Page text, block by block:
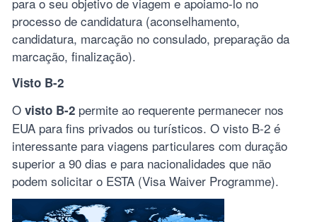
processo de candidatura (aconselhamento,
candidatura, marcação no consulado, preparação da
marcação, finalização).
Visto B-2
O visto B-2 permite ao requerente permanecer nos
EUA para fins privados ou turísticos. O visto B-2 é
interessante para viagens particulares com duração
superior a 90 dias e para nacionalidades que não
podem solicitar o ESTA (Visa Waiver Programme).